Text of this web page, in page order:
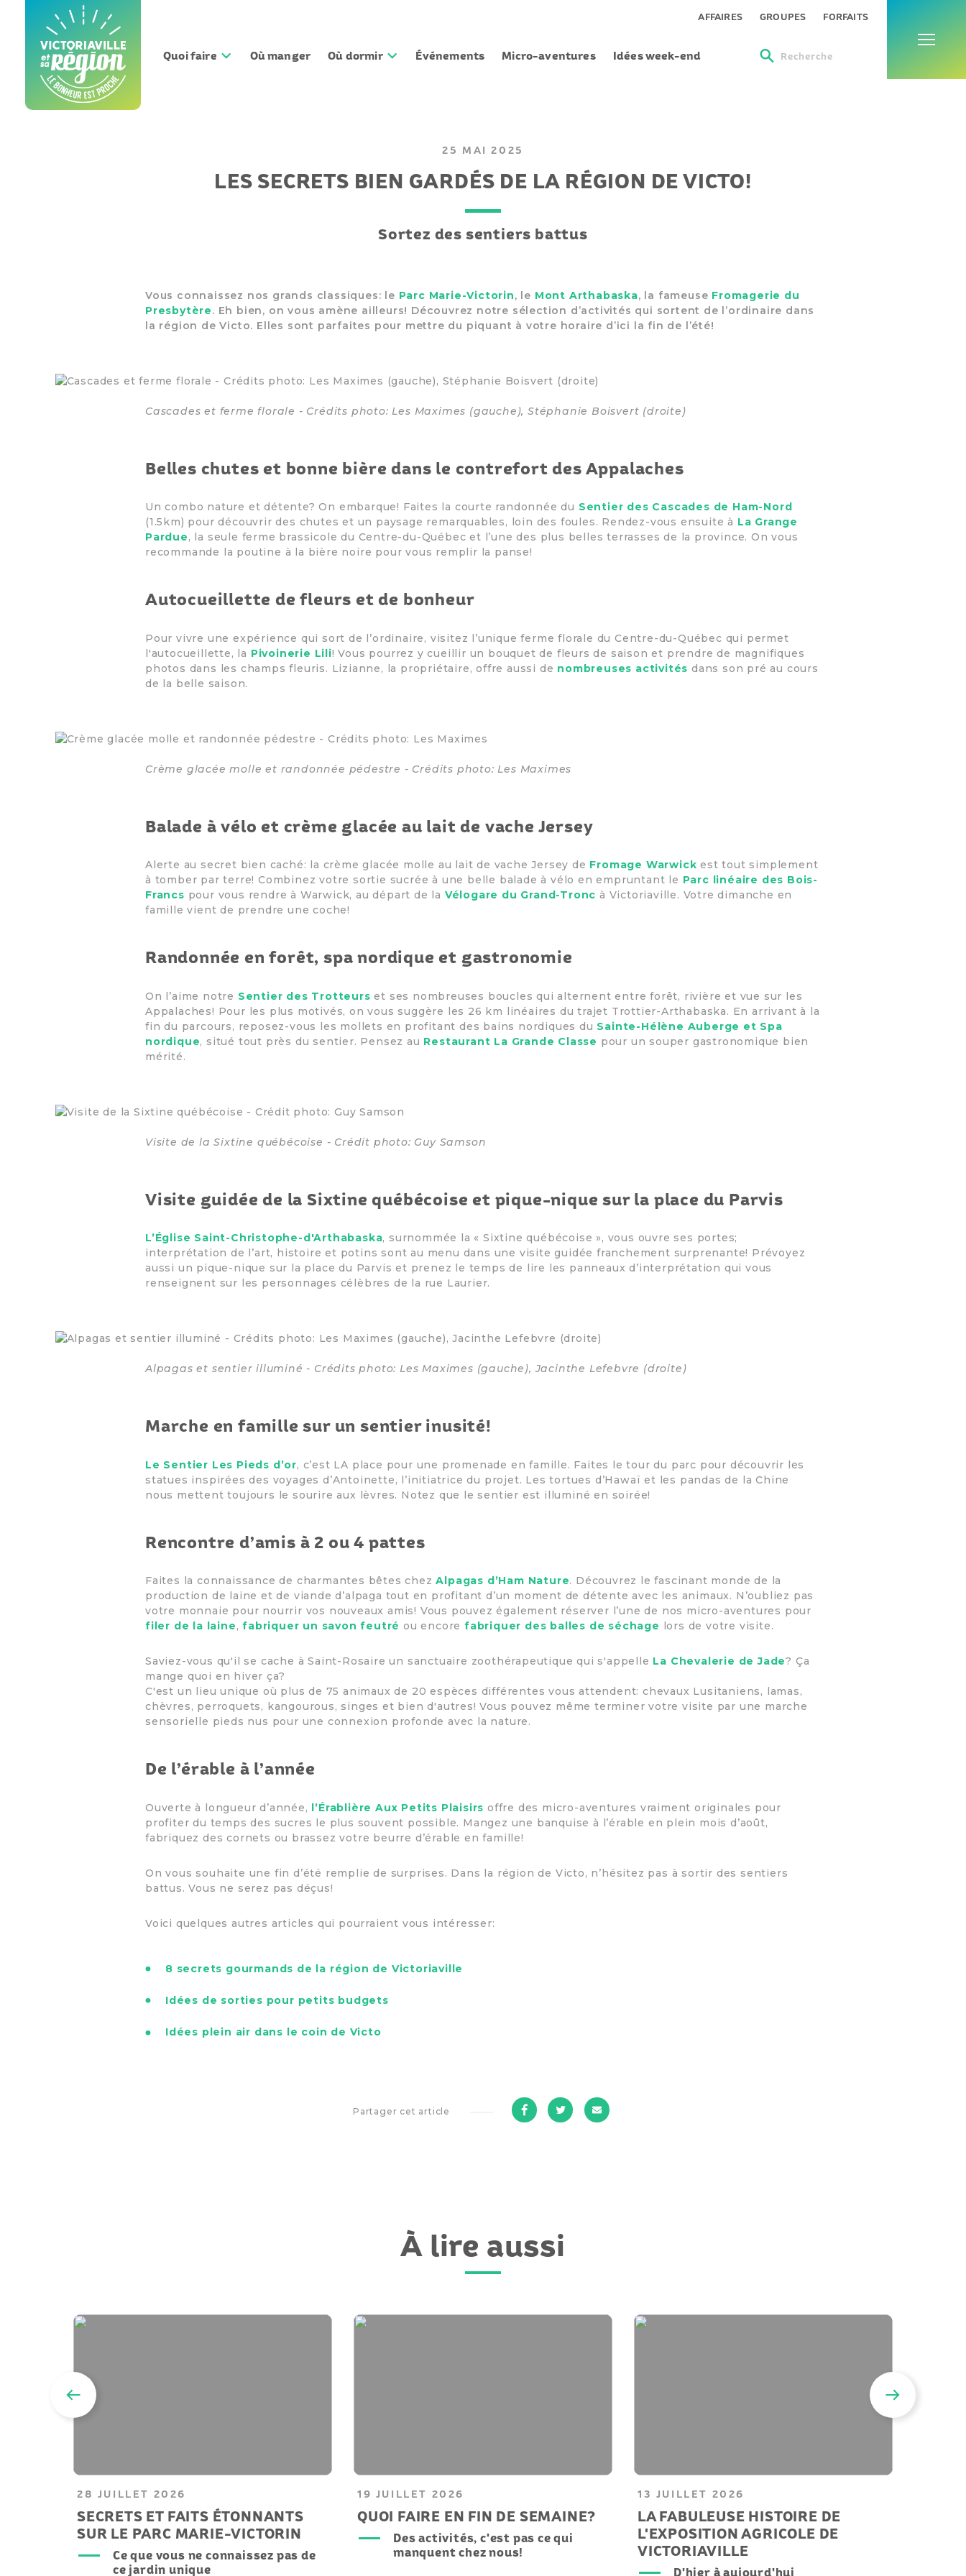
contenu
Menu
Quoi faire Où manger Où dormir Événements Micro-aventures Idées week-end
AFFAIRES GROUPES FORFAITS
Recherche
25 MAI 2025
LES SECRETS BIEN GARDÉS DE LA RÉGION DE VICTO!
Sortez des sentiers battus
Vous connaissez nos grands classiques: le Parc Marie-Victorin, le Mont Arthabaska, la fameuse Fromagerie du
Presbytère. Eh bien, on vous amène ailleurs! Découvrez notre sélection d’activités qui sortent de l’ordinaire dans
la région de Victo. Elles sont parfaites pour mettre du piquant à votre horaire d’ici la fin de l’été!
Cascades et ferme florale - Crédits photo: Les Maximes (gauche), Stéphanie Boisvert (droite)
Belles chutes et bonne bière dans le contrefort des Appalaches
Un combo nature et détente? On embarque! Faites la courte randonnée du Sentier des Cascades de Ham-Nord
(1.5km) pour découvrir des chutes et un paysage remarquables, loin des foules. Rendez-vous ensuite à La Grange
Pardue, la seule ferme brassicole du Centre-du-Québec et l’une des plus belles terrasses de la province. On vous
recommande la poutine à la bière noire pour vous remplir la panse!
Autocueillette de fleurs et de bonheur
Pour vivre une expérience qui sort de l’ordinaire, visitez l’unique ferme florale du Centre-du-Québec qui permet
l'autocueillette, la Pivoinerie Lili! Vous pourrez y cueillir un bouquet de fleurs de saison et prendre de magnifiques
photos dans les champs fleuris. Lizianne, la propriétaire, offre aussi de nombreuses activités dans son pré au cours
de la belle saison.
Crème glacée molle et randonnée pédestre - Crédits photo: Les Maximes
Balade à vélo et crème glacée au lait de vache Jersey
Alerte au secret bien caché: la crème glacée molle au lait de vache Jersey de Fromage Warwick est tout simplement
à tomber par terre! Combinez votre sortie sucrée à une belle balade à vélo en empruntant le Parc linéaire des Bois-
Francs pour vous rendre à Warwick, au départ de la Vélogare du Grand-Tronc à Victoriaville. Votre dimanche en
famille vient de prendre une coche!
Randonnée en forêt, spa nordique et gastronomie
On l’aime notre Sentier des Trotteurs et ses nombreuses boucles qui alternent entre forêt, rivière et vue sur les
Appalaches! Pour les plus motivés, on vous suggère les 26 km linéaires du trajet Trottier-Arthabaska. En arrivant à la
fin du parcours, reposez-vous les mollets en profitant des bains nordiques du Sainte-Hélène Auberge et Spa
nordique, situé tout près du sentier. Pensez au Restaurant La Grande Classe pour un souper gastronomique bien
mérité.
Visite de la Sixtine québécoise - Crédit photo: Guy Samson
Visite guidée de la Sixtine québécoise et pique-nique sur la place du Parvis
L’Église Saint-Christophe-d'Arthabaska, surnommée la « Sixtine québécoise », vous ouvre ses portes;
interprétation de l’art, histoire et potins sont au menu dans une visite guidée franchement surprenante! Prévoyez
aussi un pique-nique sur la place du Parvis et prenez le temps de lire les panneaux d’interprétation qui vous
renseignent sur les personnages célèbres de la rue Laurier.
Alpagas et sentier illuminé - Crédits photo: Les Maximes (gauche), Jacinthe Lefebvre (droite)
Marche en famille sur un sentier inusité!
Le Sentier Les Pieds d’or, c’est LA place pour une promenade en famille. Faites le tour du parc pour découvrir les
statues inspirées des voyages d’Antoinette, l’initiatrice du projet. Les tortues d’Hawaï et les pandas de la Chine
nous mettent toujours le sourire aux lèvres. Notez que le sentier est illuminé en soirée!
Rencontre d’amis à 2 ou 4 pattes
Faites la connaissance de charmantes bêtes chezAlpagas d’Ham Nature. Découvrez le fascinant monde de la
production de laine et de viande d’alpaga tout en profitant d’un moment de détente avec les animaux. N’oubliez pas
votre monnaie pour nourrir vos nouveaux amis! Vous pouvez également réserver l’une de nos micro-aventures pour
filer de la laine,fabriquer un savon feutré ou encorefabriquer des balles de séchage lors de votre visite.
Saviez-vous qu'il se cache à Saint-Rosaire un sanctuaire zoothérapeutique qui s'appelle La Chevalerie de Jade? Ça
mange quoi en hiver ça?
C'est un lieu unique où plus de 75 animaux de 20 espèces différentes vous attendent: chevaux Lusitaniens, lamas,
chèvres, perroquets, kangourous, singes et bien d'autres! Vous pouvez même terminer votre visite par une marche
sensorielle pieds nus pour une connexion profonde avec la nature.
De l’érable à l’année
Ouverte à longueur d’année, l’Érablière Aux Petits Plaisirs offre des micro-aventures vraiment originales pour
profiter du temps des sucres le plus souvent possible. Mangez une banquise à l’érable en plein mois d’août,
fabriquez des cornets ou brassez votre beurre d’érable en famille!
On vous souhaite une fin d’été remplie de surprises. Dans la région de Victo, n’hésitez pas à sortir des sentiers
battus. Vous ne serez pas déçus!
Voici quelques autres articles qui pourraient vous intéresser:
8 secrets gourmands de la région de Victoriaville
Idées de sorties pour petits budgets
Idées plein air dans le coin de Victo
Partager cet article
sursurpar
À lire aussi
28 JUILLET 2026
SECRETS ET FAITS ÉTONNANTS
SUR LE PARC MARIE-VICTORIN
Ce que vous ne connaissez pas de
ce jardin unique
19 JUILLET 2026
QUOI FAIRE EN FIN DE SEMAINE?
Des activités, c'est pas ce qui
manquent chez nous!
13 JUILLET 2026
LA FABULEUSE HISTOIRE DE
L'EXPOSITION AGRICOLE DE
VICTORIAVILLE
D'hier à aujourd'hui